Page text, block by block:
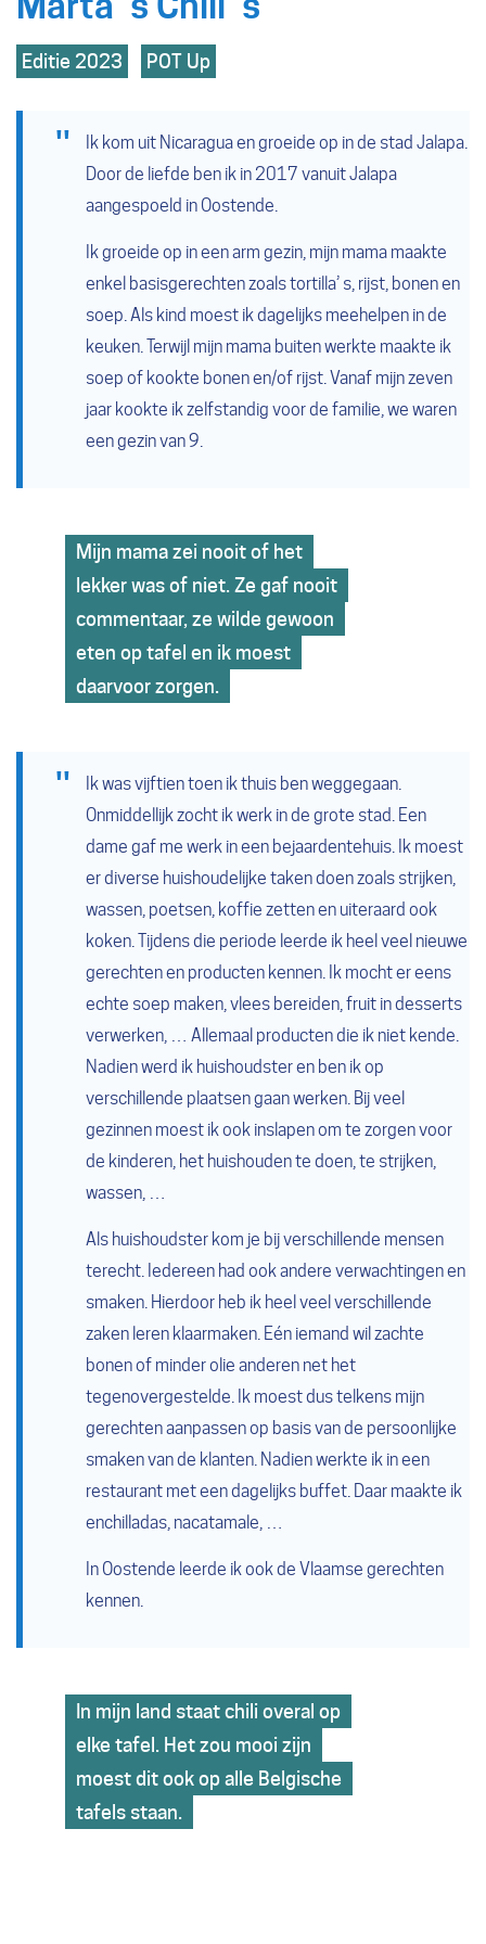
Hoofdthemas
Editie 2023 POT Up
Ik kom uit Nicaragua en groeide op in de stad Jalapa.
Door de liefde ben ik in 2017 vanuit Jalapa
aangespoeld in Oostende.
Ik groeide op in een arm gezin, mijn mama maakte
enkel basisgerechten zoals tortilla’ s, rijst, bonen en
soep. Als kind moest ik dagelijks meehelpen in de
keuken. Terwijl mijn mama buiten werkte maakte ik
soep of kookte bonen en/of rijst. Vanaf mijn zeven
jaar kookte ik zelfstandig voor de familie, we waren
een gezin van 9.
Mijn mama zei nooit of het
lekker was of niet. Ze gaf nooit
commentaar, ze wilde gewoon
eten op tafel en ik moest
daarvoor zorgen.
Ik was vijftien toen ik thuis ben weggegaan.
Onmiddellijk zocht ik werk in de grote stad. Een
dame gaf me werk in een bejaardentehuis. Ik moest
er diverse huishoudelijke taken doen zoals strijken,
wassen, poetsen, koffie zetten en uiteraard ook
koken. Tijdens die periode leerde ik heel veel nieuwe
gerechten en producten kennen. Ik mocht er eens
echte soep maken, vlees bereiden, fruit in desserts
verwerken, … Allemaal producten die ik niet kende.
Nadien werd ik huishoudster en ben ik op
verschillende plaatsen gaan werken. Bij veel
gezinnen moest ik ook inslapen om te zorgen voor
de kinderen, het huishouden te doen, te strijken,
wassen, …
Als huishoudster kom je bij verschillende mensen
terecht. Iedereen had ook andere verwachtingen en
smaken. Hierdoor heb ik heel veel verschillende
zaken leren klaarmaken. Eén iemand wil zachte
bonen of minder olie anderen net het
tegenovergestelde. Ik moest dus telkens mijn
gerechten aanpassen op basis van de persoonlijke
smaken van de klanten. Nadien werkte ik in een
restaurant met een dagelijks buffet. Daar maakte ik
enchilladas, nacatamale, …
In Oostende leerde ik ook de Vlaamse gerechten
kennen.
In mijn land staat chili overal op
elke tafel. Het zou mooi zijn
moest dit ook op alle Belgische
tafels staan.